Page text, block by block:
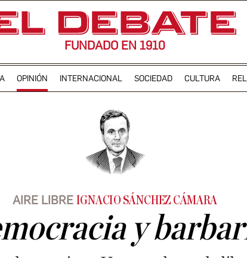
FUNDADO EN 1910
OPINIÓN INTERNACIONAL SOCIEDAD CULTURA
AIRE LIBRE IGNACIO SÁNCHEZ CÁMARA
y